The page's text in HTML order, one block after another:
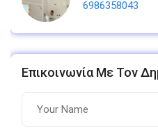
6986358043
Επικοινωνία Με Τον